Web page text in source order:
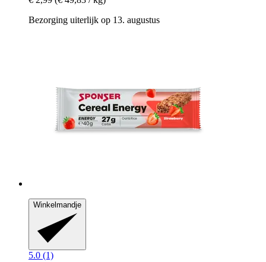
Bezorging uiterlijk op 13. augustus
Winkelmandje
5.0 (1)